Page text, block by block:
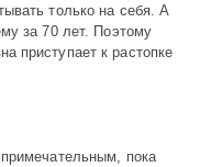
только на себя. А
за 70 лет. Поэтому
приступает к растопке
пока